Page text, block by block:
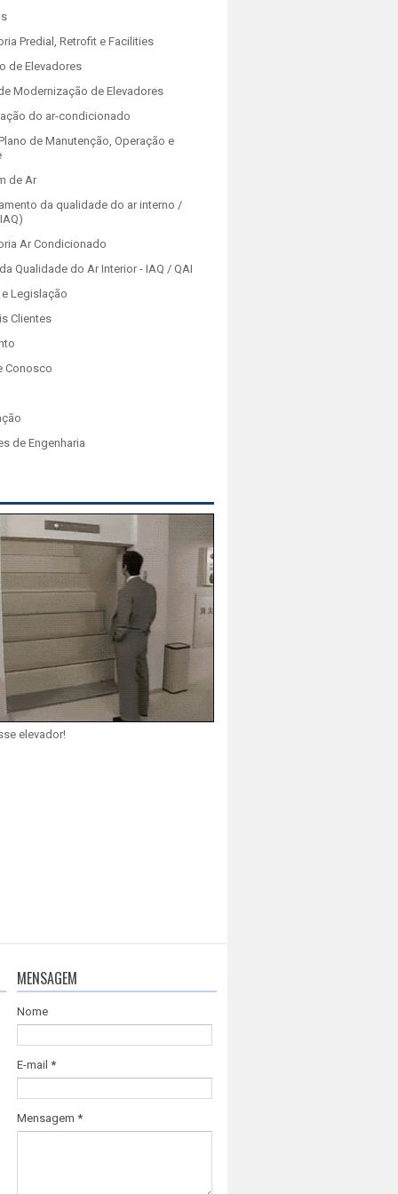
Predial, Retrofit e Facilities
de Elevadores
Modernização de Elevadores
do ar-condicionado
de Manutenção, Operação e
de Ar
da qualidade do ar interno /
Ar Condicionado
Qualidade do Ar Interior - IAQ / QAI
Legislação
Clientes
Conosco
de Engenharia
elevador!
MENSAGEM
Nome
E-mail *
Mensagem *